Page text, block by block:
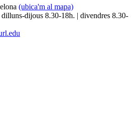
(ubica'm al mapa)
dijous 8.30-18h. | divendres 8.30-